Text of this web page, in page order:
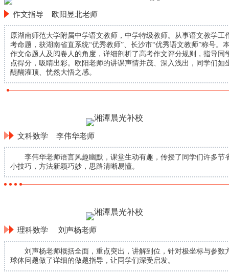
作文指导 欧阳昱北老师
原湖南师范大学附属中学语文教师，中学特级教师。从事语文教学工
考命题，获湖南省直系统“优秀教师”、长沙市“优秀语文教师”称号。
作文命题人及阅卷人的角度，详细剖析了高考作文评分规则，指导同
点得分，吸睛出彩。欧阳老师的讲课声情并茂、深入浅出，同学们如
醍醐灌顶、恍然大悟之感。
文科数学 李伟华老师
李伟华老师语言风趣幽默，课堂生动有趣，传授了同学们许多节
小技巧，方法新颖巧妙，思路清晰易懂。
理科数学 刘声杨老师
刘声杨老师概括全面，重点突出，讲解到位，针对极坐标与参数
球体问题做了详细的做题指导，让同学们深受启发。